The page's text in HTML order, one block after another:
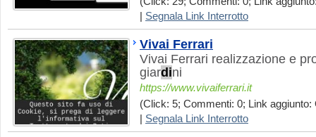
Segnala Link Interrotto
Vivai Ferrari
Vivai Ferrari realizzazione e
giardini
https://www.vivaiferrari.it
(Click: 5; Commenti: 0; Link aggiunto:
Segnala Link Interrotto